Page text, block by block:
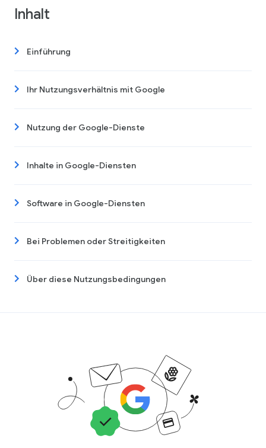
Inhalt
Einführung
Ihr Nutzungsverhältnis mit Google
Nutzung der Google-Dienste
Inhalte in Google-Diensten
Software in Google-Diensten
Bei Problemen oder Streitigkeiten
Über diese Nutzungsbedingungen